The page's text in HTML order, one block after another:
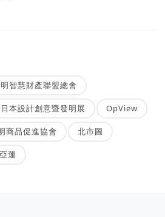
智慧財產聯盟總會
日本設計創意暨發明展 OpView
商品促進協會 北市圖
運